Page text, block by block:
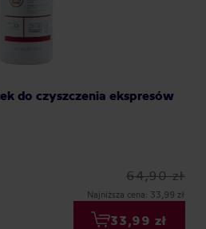
do czyszczenia ekspresów
64,90 zł
Najniższa cena: 33,99 zł
33,99 zł